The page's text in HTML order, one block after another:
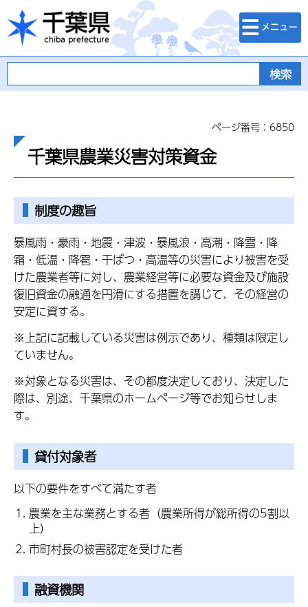
千葉県
検索・メニュ
ー
ページ番号：6850
千葉県農業災害対策資金
制度の趣旨
暴風雨・豪雨・地震・津波・暴風浪・高潮・降雪・降
霜・低温・降雹・干ばつ・高温等の災害により被害を受
けた農業者等に対し、農業経営等に必要な資金及び施設
復旧資金の融通を円滑にする措置を講じて、その経営の
安定に資する。
※上記に記載している災害は例示であり、種類は限定し
ていません。
※対象となる災害は、その都度決定しており、決定した
際は、別途、千葉県のホームページ等でお知らせしま
す。
貸付対象者
以下の要件をすべて満たす者
農業を主な業務とする者（農業所得が総所得の5割以
上）
市町村長の被害認定を受けた者
融資機関